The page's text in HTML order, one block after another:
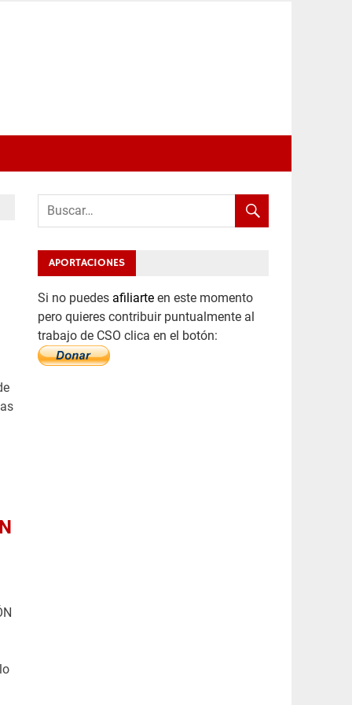
APORTACIONES
Si no puedes afiliarte en este momento
pero quieres contribuir puntualmente al
trabajo de CSO clica en el botón: